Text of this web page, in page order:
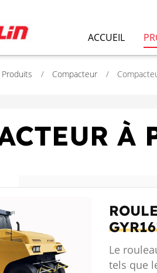
ACCUEIL
Produits Compacteur
À
Le
tels que